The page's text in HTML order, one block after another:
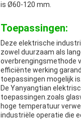
is Ø60-120 mm.
Toepassingen:
Deze elektrische
zowel duurzaam als
overbrengingsmethode
efficiënte werking
toepassingen mogelijk is.
De Yanyangtian
toepassingen.zoals
hoge temperatuur
industriële operatie die